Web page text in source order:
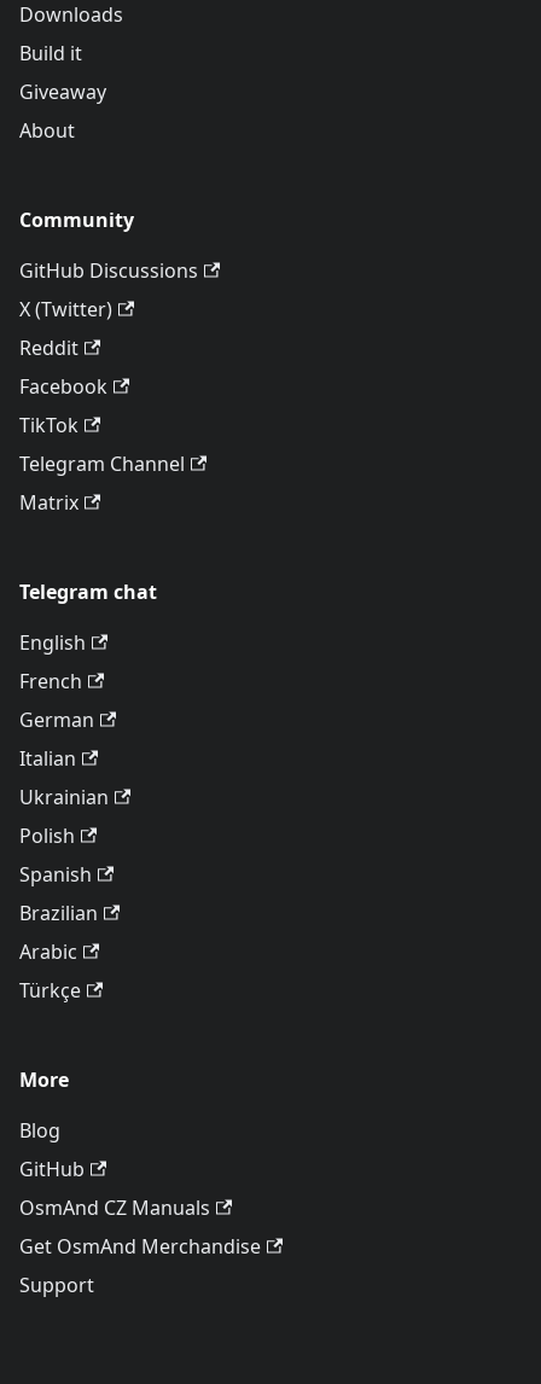
Downloads
Build it
Giveaway
About
Community
GitHub Discussions
X (Twitter)
Reddit
Facebook
TikTok
Telegram Channel
Matrix
Telegram chat
English
French
German
Italian
Ukrainian
Polish
Spanish
Brazilian
Arabic
Türkçe
More
Blog
GitHub
OsmAnd CZ Manuals
Get OsmAnd Merchandise
Support